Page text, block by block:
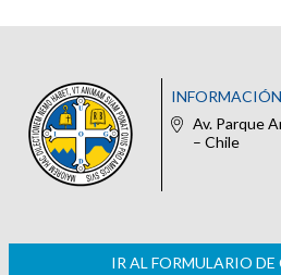
Av. Parque
– Chile
IR AL FORMULARIO